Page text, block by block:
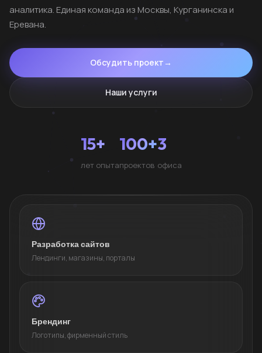
аналитика. Единая команда из Москвы, Курганинска и
Еревана.
Обсудить проект →
Наши услуги
15+
лет опыта
100+
проектов
3
офиса
Разработка сайтов
Лендинги, магазины, порталы
Брендинг
Логотипы, фирменный стиль